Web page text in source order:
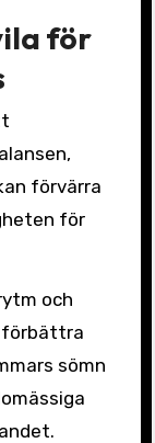
för
förvärra
för
och
förbättra
sömn